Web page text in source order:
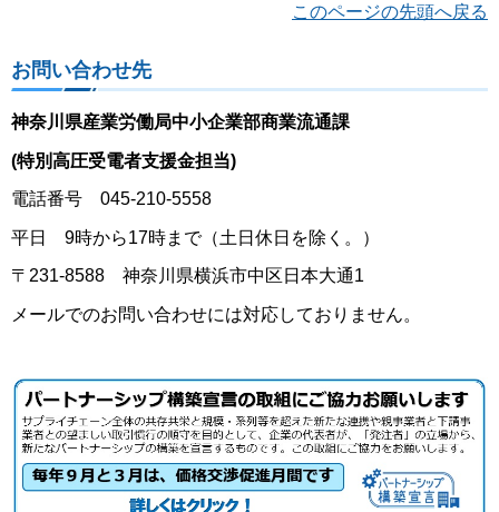
このページの先頭へ戻る
お問い合わせ先
神奈川県産業労働局中小企業部商業流通課
(特別高圧受電者支援金担当)
電話番号 045-210-5558
平日 9時から17時まで（土日休日を除く。）
〒231-8588 神奈川県横浜市中区日本大通1
メールでのお問い合わせには対応しておりません。